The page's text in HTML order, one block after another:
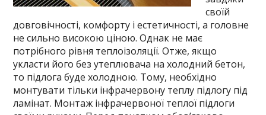
своїй
довговічності, комфорту і естетичності, а головне
не сильно високою ціною. Однак не має
потрібного рівня теплоізоляції. Отже, якщо
укласти його без утеплювача на холодний бетон,
то підлога буде холодною. Тому, необхідно
монтувати тільки інфрачервону теплу підлогу під
ламінат. Монтаж інфрачервоної теплої підлоги